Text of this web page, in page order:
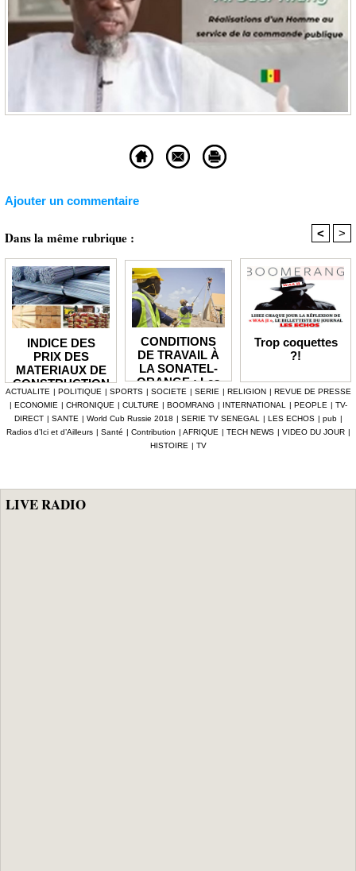
Ajouter un commentaire
Dans la même rubrique : < >
INDICE DES
PRIX DES
MATERIAUX DE
CONSTRUCTION
AU MOIS DE
JUIN : Les prix
des matériaux de
construction en
CONDITIONS
DE TRAVAIL À
LA SONATEL-
ORANGE : Les
techniciens
sous-traitants
observent une
grève de 48
heures
Trop coquettes
?!
ACTUALITE | POLITIQUE | SPORTS | SOCIETE | SERIE | RELIGION | REVUE DE PRESSE
| ECONOMIE | CHRONIQUE | CULTURE | BOOMRANG | INTERNATIONAL | PEOPLE | TV-
DIRECT | SANTE | World Cub Russie 2018 | SERIE TV SENEGAL | LES ECHOS | pub |
Radios d’Ici et d’Ailleurs | Santé | Contribution | AFRIQUE | TECH NEWS | VIDEO DU JOUR |
HISTOIRE | TV
LIVE RADIO